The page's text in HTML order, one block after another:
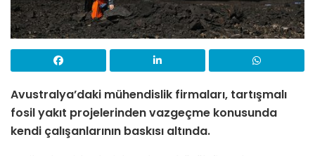
Avustralya’daki mühendislik firmaları, tartışmalı
fosil yakıt projelerinden vazgeçme konusunda
kendi çalışanlarının baskısı altında.